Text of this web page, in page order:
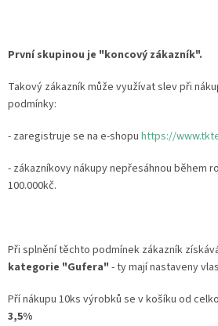
První skupinou je "koncový zákazník".
Takový zákazník může využívat slev při
podmínky:
- zaregistruje se na e-shopu https://
- zákazníkovy nákupy nepřesáhnou během
100.000kč.
Při splnění těchto podmínek zákazník
kategorie "Gufera" - ty mají nastaveny
Pří nákupu 10ks výrobků se v košíku od
3,5%